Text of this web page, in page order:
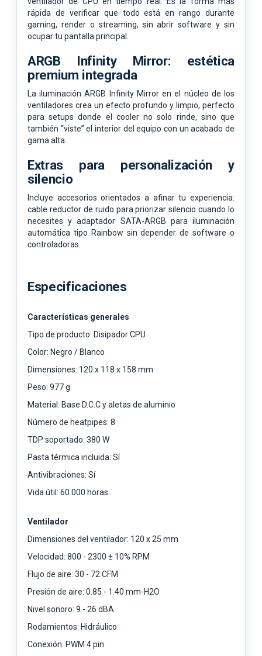
rápida de verificar que todo está en rango durante
gaming, render o streaming, sin abrir software y sin
ocupar tu pantalla principal.
ARGB Infinity Mirror: estética
premium integrada
La iluminación ARGB Infinity Mirror en el núcleo de los
ventiladores crea un efecto profundo y limpio, perfecto
para setups donde el cooler no solo rinde, sino que
también “viste” el interior del equipo con un acabado de
gama alta.
Extras para personalización y
silencio
Incluye accesorios orientados a afinar tu experiencia:
cable reductor de ruido para priorizar silencio cuando lo
necesites y adaptador SATA-ARGB para iluminación
automática tipo Rainbow sin depender de software o
controladoras.
Especificaciones
Características generales
Tipo de producto: Disipador CPU
Color: Negro / Blanco
Dimensiones: 120 x 118 x 158 mm
Peso: 977 g
Material: Base D.C.C y aletas de aluminio
Número de heatpipes: 8
TDP soportado: 380 W
Pasta térmica incluida: Sí
Antivibraciones: Sí
Vida útil: 60.000 horas
Ventilador
Dimensiones del ventilador: 120 x 25 mm
Velocidad: 800 - 2300 ± 10% RPM
Flujo de aire: 30 - 72 CFM
Presión de aire: 0.85 - 1.40 mm-H2O
Nivel sonoro: 9 - 26 dBA
Rodamientos: Hidráulico
Conexión: PWM 4 pin